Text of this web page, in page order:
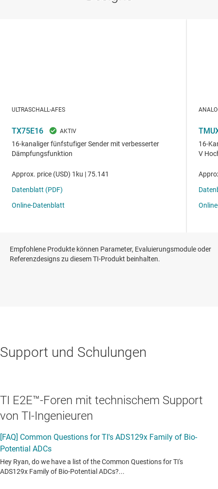
Empfohlene Produkte können Parameter, Evaluierungsmodule oder
Referenzdesigns zu diesem TI-Produkt beinhalten.
Support und Schulungen
TI E2E™-Foren mit technischem Support
von TI-Ingenieuren